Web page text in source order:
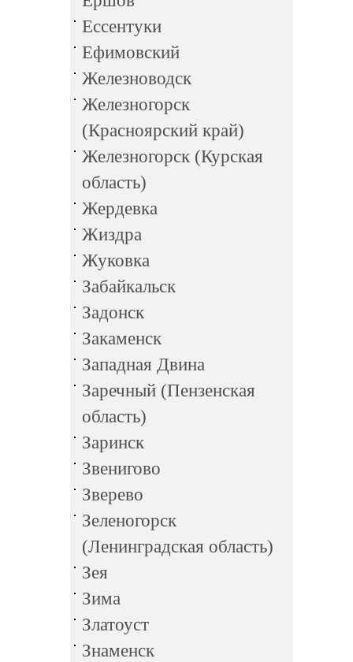
Ессентуки
Ефимовский
Железноводск
Железногорск
(Красноярский край)
Железногорск (Курская
область)
Жердевка
Жиздра
Жуковка
Забайкальск
Задонск
Закаменск
Западная Двина
Заречный (Пензенская
область)
Заринск
Звенигово
Зверево
Зеленогорск
(Ленинградская область)
Зея
Зима
Златоуст
Знаменск